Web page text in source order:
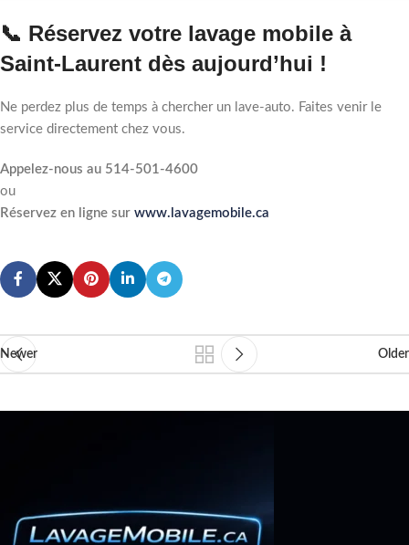
📞 Réservez votre lavage mobile à
Saint-Laurent dès aujourd’hui !
Ne perdez plus de temps à chercher un lave-auto. Faites venir le
service directement chez vous.
Appelez-nous au 514-501-4600
ou
Réservez en ligne sur www.lavagemobile.ca
Newer Older